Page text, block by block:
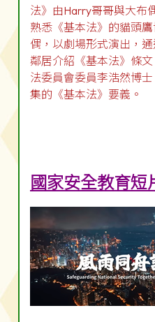
法》由Harry哥哥與大布
熟悉《基本法》的貓頭
偶，以劇場形式演出，
鄰居介紹《基本法》條
法委員會委員李浩然博
集的《基本法》要義。
國家安全教育短